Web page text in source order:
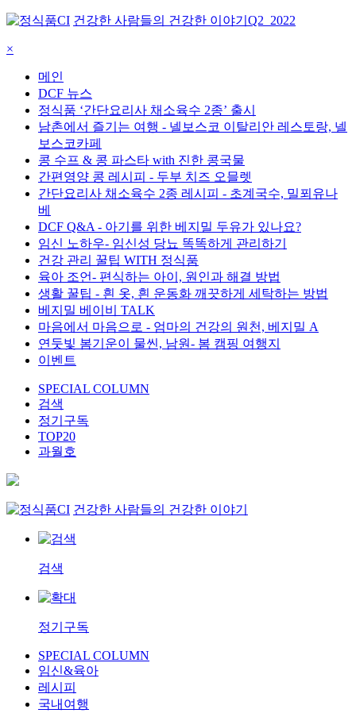
건강한 사람들의 건강한 이야기 Q2_2022
×
메인
DCF 뉴스
정식품 ‘간단요리사 채소육수 2종’ 출시
남촌에서 즐기는 여행 - 넬보스코 이탈리안 레스토랑, 넬
보스코카페
콩 수프 & 콩 파스타 with 진한 콩국물
간편영양 콩 레시피 - 두부 치즈 오믈렛
간단요리사 채소육수 2종 레시피 - 초계국수, 밀푀유나
베
DCF Q&A - 아기를 위한 베지밀 두유가 있나요?
임신 노하우- 임신성 당뇨 똑똑하게 관리하기
건강 관리 꿀팁 WITH 정식품
육아 조언- 편식하는 아이, 원인과 해결 방법
생활 꿀팁 - 흰 옷, 흰 운동화 깨끗하게 세탁하는 방법
베지밀 베이비 TALK
마음에서 마음으로 - 엄마의 건강의 원천, 베지밀 A
연둣빛 봄기운이 물씬, 남원- 봄 캠핑 여행지
이벤트
SPECIAL COLUMN
검색
정기구독
TOP20
과월호
건강한 사람들의 건강한 이야기
검색
정기구독
SPECIAL COLUMN
임신&육아
레시피
국내여행